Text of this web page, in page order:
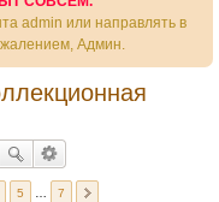
admin или направлять в
Админ.
5 7